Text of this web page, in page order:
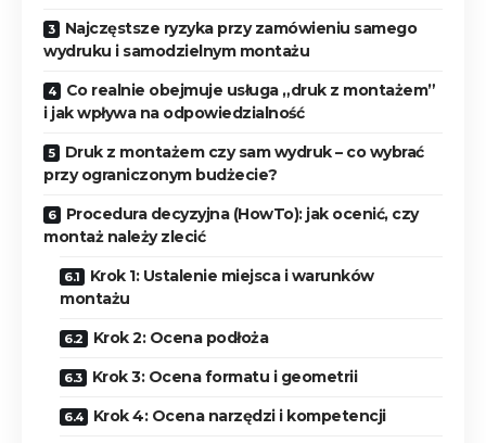
Najczęstsze ryzyka przy zamówieniu samego
wydruku i samodzielnym montażu
Co realnie obejmuje usługa „druk z montażem”
i jak wpływa na odpowiedzialność
Druk z montażem czy sam wydruk – co wybrać
przy ograniczonym budżecie?
Procedura decyzyjna (HowTo): jak ocenić, czy
montaż należy zlecić
Krok 1: Ustalenie miejsca i warunków
montażu
Krok 2: Ocena podłoża
Krok 3: Ocena formatu i geometrii
Krok 4: Ocena narzędzi i kompetencji